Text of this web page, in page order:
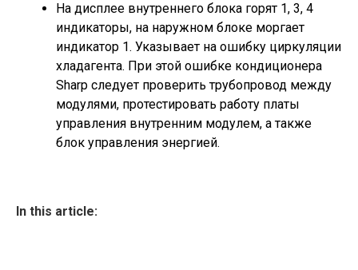
На дисплее внутреннего блока горят 1, 3, 4
индикаторы, на наружном блоке моргает
индикатор 1. Указывает на ошибку циркуляции
хладагента. При этой ошибке кондиционера
Sharp следует проверить трубопровод между
модулями, протестировать работу платы
управления внутренним модулем, а также
блок управления энергией.
In this article: